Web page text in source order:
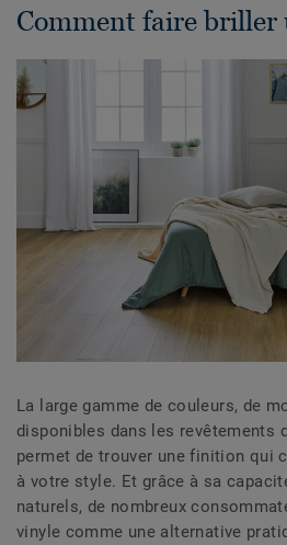
Comment faire briller
La large gamme de couleurs, de
disponibles dans les revêtements
permet de trouver une finition qui
à votre style. Et grâce à sa
naturels, de nombreux
vinyle comme une alternative